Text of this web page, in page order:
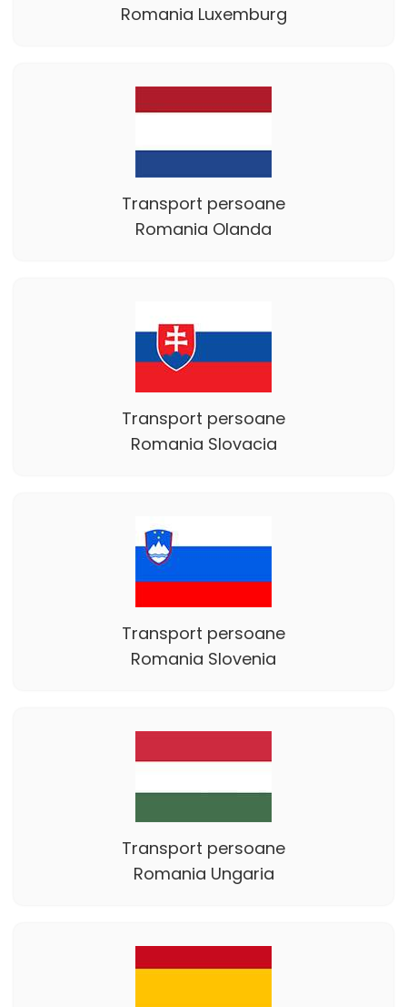
Romania Luxemburg
Transport persoane
Romania Olanda
Transport persoane
Romania Slovacia
Transport persoane
Romania Slovenia
Transport persoane
Romania Ungaria